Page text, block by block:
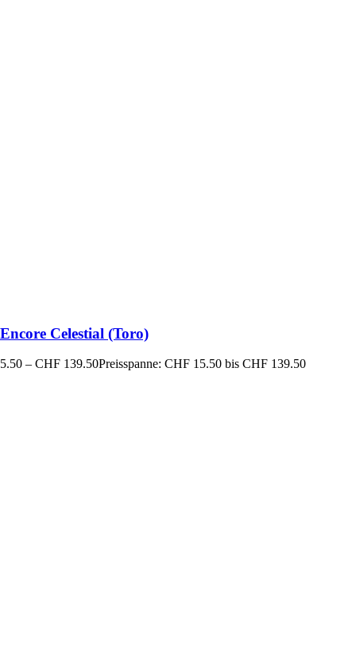
Celestial (Toro)
– CHF 139.50Preisspanne: CHF 15.50 bis CHF 139.50